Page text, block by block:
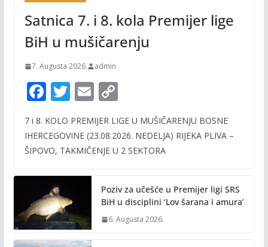
Satnica 7. i 8. kola Premijer lige
BiH u mušičarenju
7. Augusta 2026. admin
F
e
b
o
k
T
itt
er
E
ai
l
C
p
y
n
k
7 i 8. KOLO PREMIJER LIGE U MUŠIČARENJU BOSNE
IHERCEGOVINE (23.08.2026. NEDELJA) RIJEKA PLIVA –
ŠIPOVO, TAKMIČENJE U 2 SEKTORA
Poziv za učešće u Premijer ligi SRS
BiH u disciplini ‘Lov šarana i amura’
6. Augusta 2026.